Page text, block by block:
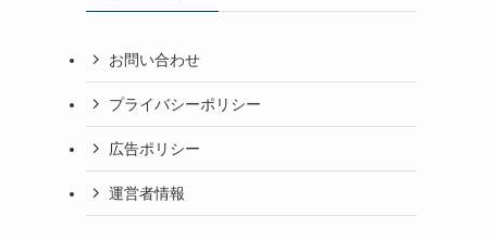
お問い合わせ
プライバシーポリシー
広告ポリシー
運営者情報